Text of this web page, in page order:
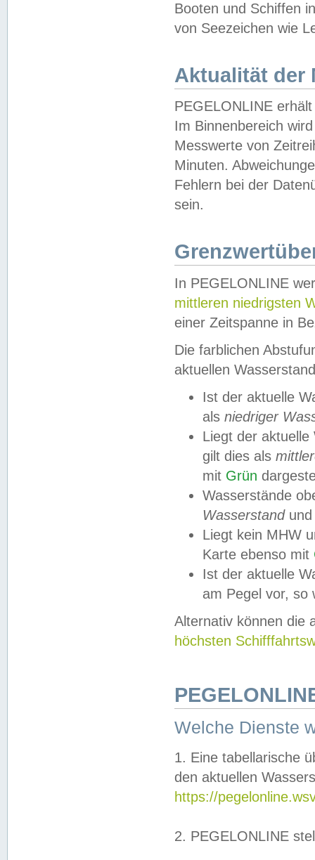
Booten und Schiffen
von Seezeichen wie
Aktualität der
PEGELONLINE
Im Binnenbereich
Messwerte von
Minuten.
Fehlern bei der
sein.
In PEGELONLINE
mittleren niedrigsten
einer Zeitspanne in
Die farblichen
aktuellen
Ist der aktuelle
als niedriger
Liegt der
gilt dies als
mit Grün
Wasserstände
Wasserstandund
Liegt kein MHW
Karte ebenso mit
Ist der aktuelle
am Pegel vor,
Alternativ können die
höchsten
Welche Dienste
1. Eine tabellarische
den aktuellen
https://
2. PEGELONLINE